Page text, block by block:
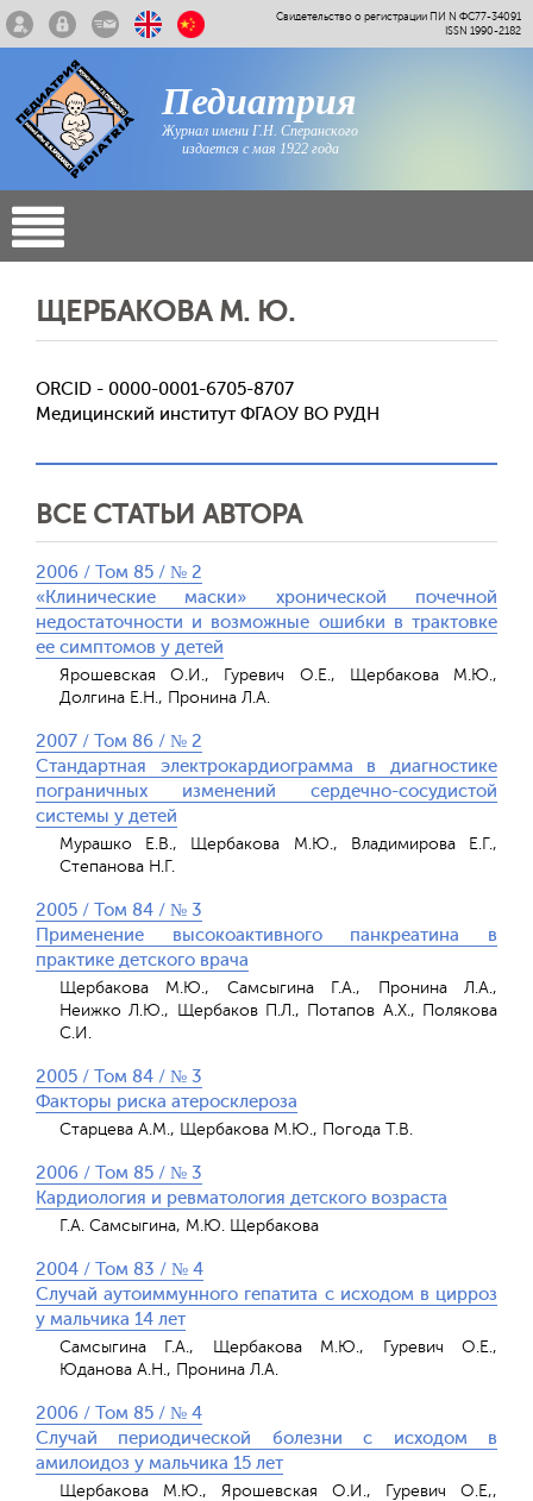
Свидетельство о регистрации ПИ N ФС77-34091
ISSN 1990-2182
Педиатрия
Журнал имени Г.Н. Сперанского
издается с мая 1922 года
ЩЕРБАКОВА М. Ю.
ORCID - 0000-0001-6705-8707
Медицинский институт ФГАОУ ВО РУДН
ВСЕ СТАТЬИ АВТОРА
2006 / Том 85 / № 2
«Клинические маски» хронической почечной
недостаточности и возможные ошибки в трактовке
ее симптомов у детей
Ярошевская О.И., Гуревич О.Е., Щербакова М.Ю.,
Долгина Е.Н., Пронина Л.А.
2007 / Том 86 / № 2
Стандартная электрокардиограмма в диагностике
пограничных изменений сердечно-сосудистой
системы у детей
Мурашко Е.В., Щербакова М.Ю., Владимирова Е.Г.,
Степанова Н.Г.
2005 / Том 84 / № 3
Применение высокоактивного панкреатина в
практике детского врача
Щербакова М.Ю., Самсыгина Г.А., Пронина Л.А.,
Неижко Л.Ю., Щербаков П.Л., Потапов А.Х., Полякова
С.И.
2005 / Том 84 / № 3
Факторы риска атеросклероза
Старцева A.M., Щербакова М.Ю., Погода Т.В.
2006 / Том 85 / № 3
Кардиология и ревматология детского возраста
Г.А. Самсыгина, М.Ю. Щербакова
2004 / Том 83 / № 4
Случай аутоиммунного гепатита с исходом в цирроз
у мальчика 14 лет
Самсыгина Г.А., Щербакова М.Ю., Гуревич О.Е.,
Юданова А.Н., Пронина Л.A.
2006 / Том 85 / № 4
Случай периодической болезни с исходом в
амилоидоз у мальчика 15 лет
Щербакова М.Ю., Ярошевская О.И., Гуревич О.Е,,